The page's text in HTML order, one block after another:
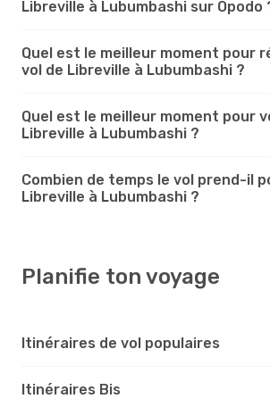
Libreville à Lubumbashi sur Opodo
Quel est le meilleur moment pour
vol de Libreville à Lubumbashi ?
Quel est le meilleur moment pour
Libreville à Lubumbashi ?
Combien de temps le vol prend-il
Libreville à Lubumbashi ?
Planifie ton voyage
Itinéraires de vol populaires
Itinéraires Bis